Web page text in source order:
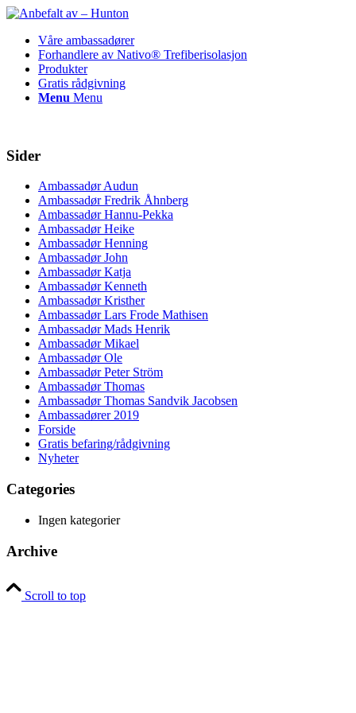
Våre ambassadører
Forhandlere av Nativo® Trefiberisolasjon
Produkter
Gratis rådgivning
Menu Menu
Sider
Ambassadør Audun
Ambassadør Fredrik Åhnberg
Ambassadør Hannu-Pekka
Ambassadør Heike
Ambassadør Henning
Ambassadør John
Ambassadør Katja
Ambassadør Kenneth
Ambassadør Kristher
Ambassadør Lars Frode Mathisen
Ambassadør Mads Henrik
Ambassadør Mikael
Ambassadør Ole
Ambassadør Peter Ström
Ambassadør Thomas
Ambassadør Thomas Sandvik Jacobsen
Ambassadører 2019
Forside
Gratis befaring/rådgivning
Nyheter
Categories
Ingen kategorier
Archive
Scroll to top